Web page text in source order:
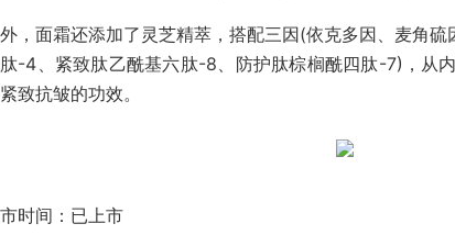
，面霜还添加了灵芝精萃，搭配三因(依克多因、麦角
-4、紧致肽乙酰基六肽-8、防护肽棕榈酰四肽-7)，从
致抗皱的功效。
时间：已上市